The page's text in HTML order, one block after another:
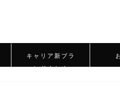
キャリア新ブラ
ンドまとめ